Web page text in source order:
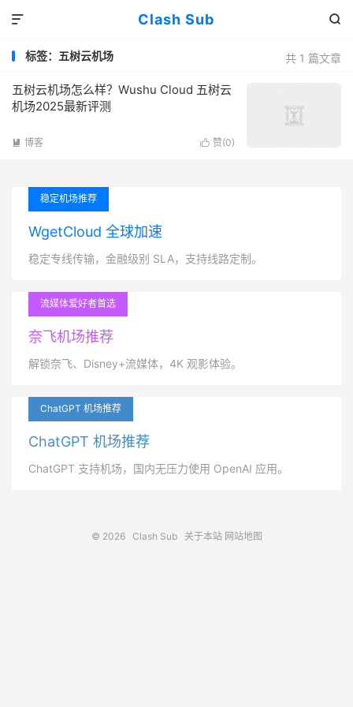
Clash Sub 

共 1 篇文章
标签：五树云机场
五树云机场怎么样？Wushu Cloud 五树云
机场2025最新评测
 赞(0)
 博客
稳定机场推荐
WgetCloud 全球加速
稳定专线传输，金融级别 SLA，支持线路定制。
流媒体爱好者首选
奈飞机场推荐
解锁奈飞、Disney+流媒体，4K 观影体验。
ChatGPT 机场推荐
ChatGPT 机场推荐
ChatGPT 支持机场，国内无压力使用 OpenAI 应用。
© 2026 Clash Sub 关于本站 网站地图